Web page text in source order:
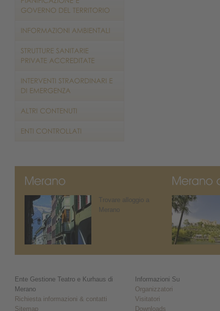
Trovare alloggio a
Merano
Ente Gestione Teatro e Kurhaus di
Merano
Richiesta informazioni & contatti
Sitemap
Informazioni Su
Organizzatori
Visitatori
Downloads